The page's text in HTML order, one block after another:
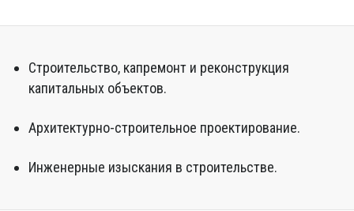
Курск
Липецк
Магнитогорск
Мурманск
Ч
Череповец
Я
Строительство, капремонт и реконструкция
капитальных объектов.
Архитектурно-строительное проектирование.
Инженерные изыскания в строительстве.